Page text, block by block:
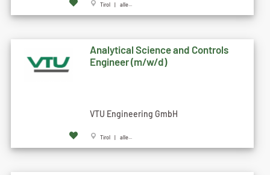
Tirol | alle...
Analytical Science and Controls
Engineer (m/w/d)
VTU Engineering GmbH
Tirol | alle...